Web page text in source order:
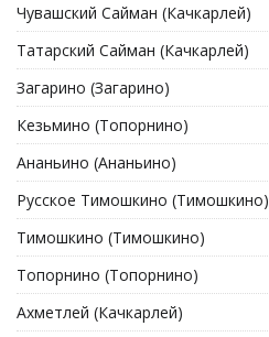
Чувашский Сайман (Качкарлей)
Татарский Сайман (Качкарлей)
Загарино (Загарино)
Кезьмино (Топорнино)
Ананьино (Ананьино)
Русское Тимошкино (Тимошкино)
Тимошкино (Тимошкино)
Топорнино (Топорнино)
Ахметлей (Качкарлей)